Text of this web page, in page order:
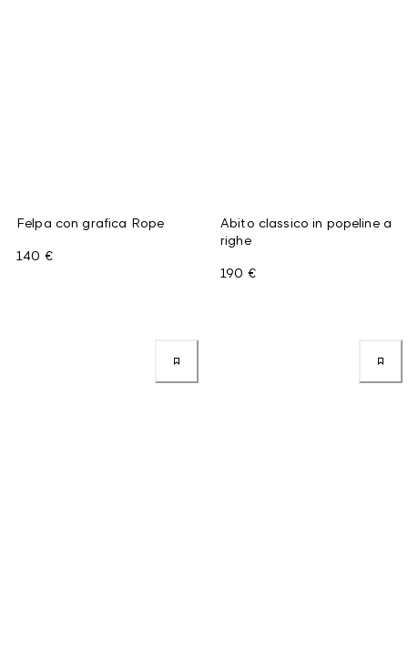
Felpa con grafica Rope
140 €
Abito classico in popeline a
righe
190 €